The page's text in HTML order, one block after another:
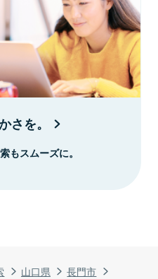
山口県
長門市
さを。
もスムーズに。